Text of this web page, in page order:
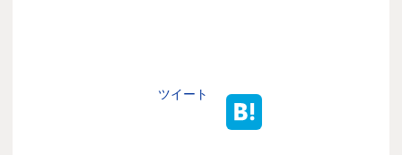
ツイート